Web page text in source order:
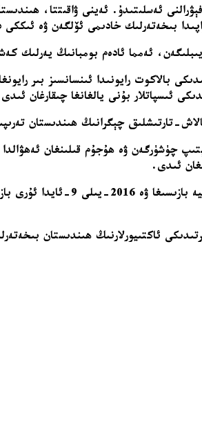
كېيىن پاكىستان بىلەن ھىندىستاننىڭ يېقىنقى جىددىيچىلىكى 2019-
ئەمما ئادەم بومبانىڭ يەرلىك
بالاكوت رايونىدا ئىنسانسىز بىر
ئىسپاتلار بۇنى يالغانغا چىقارغان
تارتىشلىق چېگرانىڭ ھىندىستان
چۈشۈرگەن ۋە ھۇجۇم قىلىنغان
ئىدى.
مۇشۇنىڭغا ئوخشاش جىددىيچىلىك 2016-
ئاكتىيورلارنىڭ ھىندىستان